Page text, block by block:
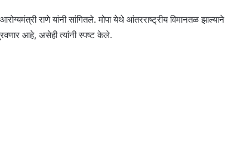
राणे यांनी सांगितले. मोपा येथे आंतरराष्ट्रीय विमानतळ झाल्याने
आहे, असेही त्‍यांनी स्‍पष्‍ट केले.